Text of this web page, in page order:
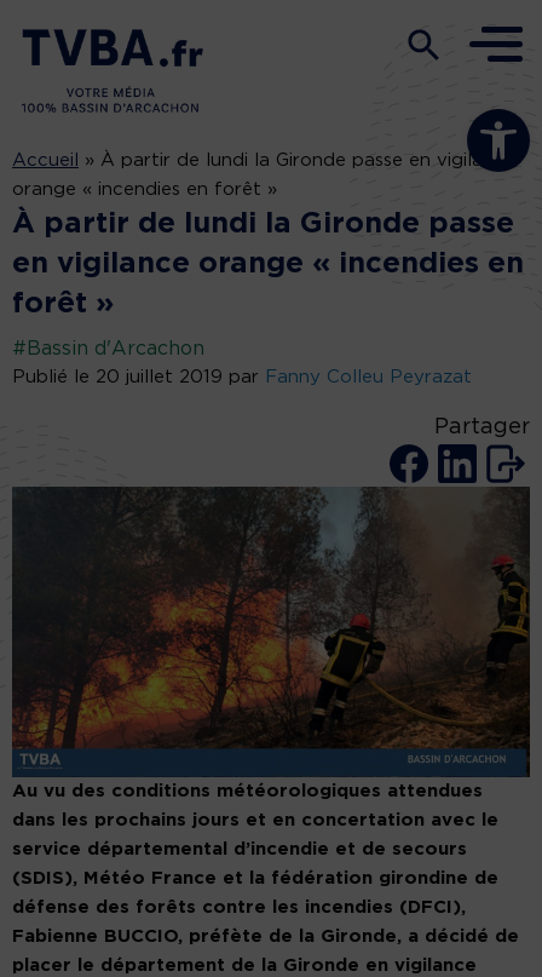
Ouvrir la
Accueil » À partir de lundi la Gironde passe en vigilance
orange « incendies en forêt »
À partir de lundi la Gironde passe
en vigilance orange « incendies en
forêt »
#Bassin d'Arcachon
Publié le 20 juillet 2019 par Fanny Colleu Peyrazat
Partager
Au vu des conditions météorologiques attendues
dans les prochains jours et en concertation avec le
service départemental d’incendie et de secours
(SDIS), Météo France et la fédération girondine de
défense des forêts contre les incendies (DFCI),
Fabienne BUCCIO, préfète de la Gironde, a décidé de
placer le département de la Gironde en vigilance